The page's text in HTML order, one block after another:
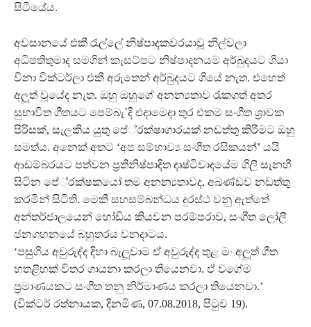
සිටියේය.
අවසානයේ එකී රැල්ලේ නිෂ්පාදකවරයාවූ නිල්වලා
අධිපතිතුමාද සමගින් කැසට්පට නිෂ්පාදනයම අර්බුදයට ගියා
විනා වික්ටර්ලා එකී අරුතෙන් අර්බුදයට ගියේ නැත. එහෙත්
අලූත් වූයේද නැත. ඔහු ඔහුගේ අනන්‍යතාව රැකගත් අතර
සුභාවිත ගීතයට පෙම්බැ`දි එදාමෙදා තුර එකම සංගීත ශ‍්‍රාවක
පිරිසක්, සැලකිය යුතු පේ‍්‍රක්ෂාගාරයක් නඩත්තු කිරීමට ඔහු
සමත්ය. අනෙක් අතට ‘අප සම්භාව්‍ය සංගීත රසිකයන්’ යයි
ආඩම්බරයට පත්වන ප‍්‍රතිනිෂ්පාදිත දෘෂ්ටිවාදයේම ගිලී සැනහී
සිටින පේ‍්‍රක්ෂකයෝ තම අනන්‍යතාවද, අඛණ්ඩව නඩත්තු
කරමින් සිටිති. මෙකී සහසම්බන්ධය දුරස්ථ වනු ඇත්තේ
අන්තර්ජාලයෙන් හෝඩිය කියවන පරම්පරාව, සංගීත ලෝලී
ජනගහනයේ බහුතරය වනදාටය.
‘පසුගිය අවුරුද්ද දිහා බැලූවාම ඒ අවුරුද්ද තුළ මං අලූත් ගීත
හතළිහක් විතර ගායනා කරලා තියෙනවා. ඒ වගේම
ප‍්‍රමාණයකට සංගීත තනු නිර්මාණය කරලා තියෙනවා.’
(වික්ටර් රත්නායක, දිනමිණ, 07.08.2018, පිටුව 19).